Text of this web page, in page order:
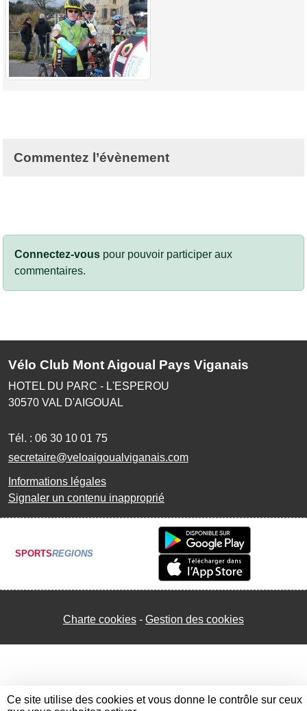
Commentez l’évènement
Connectez-vous pour pouvoir participer aux
commentaires.
Vélo Club Mont Aigoual Pays Viganais
HOTEL DU PARC - L'ESPEROU
30570 VAL D'AIGOUAL
Tél. : 06 30 10 01 75
secretaire@veloaigoualviganais.com
Informations légales
Signaler un contenu inapproprié
SPORTSREGIONS
Charte cookies Gestion des cookies
Ce site utilise des cookies et vous donne le contrôle sur ceux